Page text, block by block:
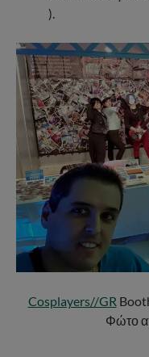
).
Cosplayers//GR
Φώτο